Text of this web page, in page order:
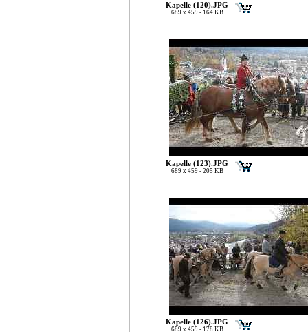
Kapelle (120).JPG
689 x 459 - 164 KB
Kapelle (123).JPG
689 x 459 - 205 KB
Kapelle (126).JPG
689 x 459 - 178 KB